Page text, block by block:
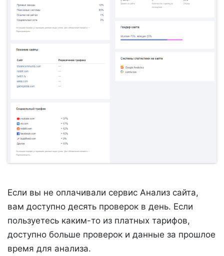
Если вы не оплачивали сервис Анализ сайта,
вам доступно десять проверок в день. Если
пользуетесь каким-то из платных тарифов,
доступно больше проверок и данные за прошлое
время для анализа.